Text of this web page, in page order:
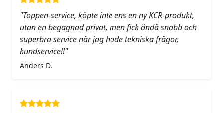
"Toppen-service, köpte inte ens en ny KCR-produkt,
utan en begagnad privat, men fick ändå snabb och
superbra service när jag hade tekniska frågor,
kundservice!!"
Anders D.